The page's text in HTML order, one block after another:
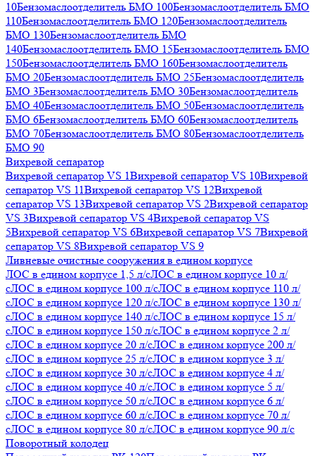
10Бензомаслоотделитель БМО 100Бензомаслоотделитель БМО
110Бензомаслоотделитель БМО 120Бензомаслоотделитель
БМО 130Бензомаслоотделитель БМО
140Бензомаслоотделитель БМО 15Бензомаслоотделитель БМО
150Бензомаслоотделитель БМО 160Бензомаслоотделитель
БМО 20Бензомаслоотделитель БМО 25Бензомаслоотделитель
БМО 3Бензомаслоотделитель БМО 30Бензомаслоотделитель
БМО 40Бензомаслоотделитель БМО 50Бензомаслоотделитель
БМО 6Бензомаслоотделитель БМО 60Бензомаслоотделитель
БМО 70Бензомаслоотделитель БМО 80Бензомаслоотделитель
БМО 90
Вихревой сепаратор
Вихревой сепаратор VS 1Вихревой сепаратор VS 10Вихревой
сепаратор VS 11Вихревой сепаратор VS 12Вихревой
сепаратор VS 13Вихревой сепаратор VS 2Вихревой сепаратор
VS 3Вихревой сепаратор VS 4Вихревой сепаратор VS
5Вихревой сепаратор VS 6Вихревой сепаратор VS 7Вихревой
сепаратор VS 8Вихревой сепаратор VS 9
Ливневые очистные сооружения в едином корпусе
ЛОС в едином корпусе 1,5 л/сЛОС в едином корпусе 10 л/
сЛОС в едином корпусе 100 л/сЛОС в едином корпусе 110 л/
сЛОС в едином корпусе 120 л/сЛОС в едином корпусе 130 л/
сЛОС в едином корпусе 140 л/сЛОС в едином корпусе 15 л/
сЛОС в едином корпусе 150 л/сЛОС в едином корпусе 2 л/
сЛОС в едином корпусе 20 л/сЛОС в едином корпусе 200 л/
сЛОС в едином корпусе 25 л/сЛОС в едином корпусе 3 л/
сЛОС в едином корпусе 30 л/сЛОС в едином корпусе 4 л/
сЛОС в едином корпусе 40 л/сЛОС в едином корпусе 5 л/
сЛОС в едином корпусе 50 л/сЛОС в едином корпусе 6 л/
сЛОС в едином корпусе 60 л/сЛОС в едином корпусе 70 л/
сЛОС в едином корпусе 80 л/сЛОС в едином корпусе 90 л/с
Поворотный колодец